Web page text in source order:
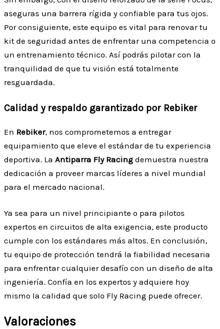
aseguras una barrera rígida y confiable para tus ojos.
Por consiguiente, este equipo es vital para renovar tu
kit de seguridad antes de enfrentar una competencia o
un entrenamiento técnico. Así podrás pilotar con la
tranquilidad de que tu visión está totalmente
resguardada.
Calidad y respaldo garantizado por Rebiker
En Rebiker, nos comprometemos a entregar
equipamiento que eleve el estándar de tu experiencia
deportiva. La Antiparra Fly Racing demuestra nuestra
dedicación a proveer marcas líderes a nivel mundial
para el mercado nacional.
Ya sea para un nivel principiante o para pilotos
expertos en circuitos de alta exigencia, este producto
cumple con los estándares más altos. En conclusión,
tu equipo de protección tendrá la fiabilidad necesaria
para enfrentar cualquier desafío con un diseño de alta
ingeniería. Confía en los expertos y adquiere hoy
mismo la calidad que solo Fly Racing puede ofrecer.
Valoraciones